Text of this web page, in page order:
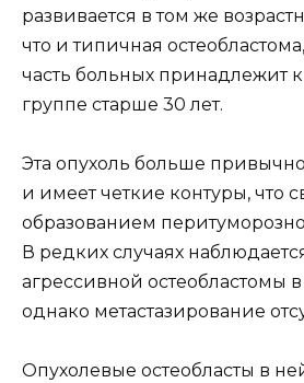
развивается в том же
что и типичная
часть больных принадлежит к
группе старше 30 лет.
Эта опухоль больше
и имеет четкие контуры, что
образованием
В редких случаях
агрессивной остеобластомы
однако метастазирование
Опухолевые остеобласты в